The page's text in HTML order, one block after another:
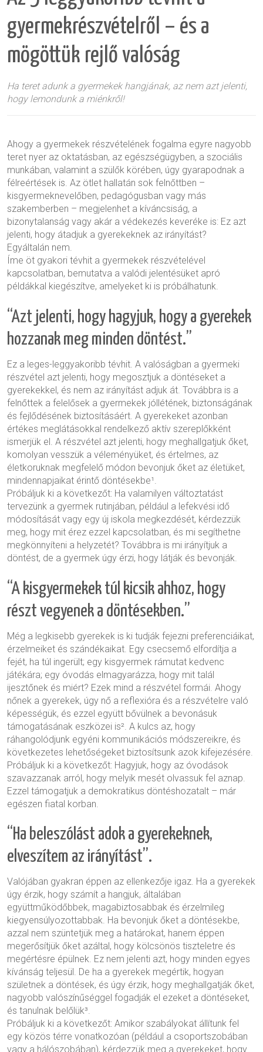
gyermekrészvételről – és a
mögöttük rejlő valóság
Ha teret adunk a gyermekek hangjának, az nem azt jelenti,
hogy lemondunk a miénkről!
Ahogy a gyermekek részvételének fogalma egyre nagyobb
teret nyer az oktatásban, az egészségügyben, a szociális
munkában, valamint a szülők körében, úgy gyarapodnak a
félreértések is. Az ötlet hallatán sok felnőttben –
kisgyermeknevelőben, pedagógusban vagy más
szakemberben – megjelenhet a kíváncsiság, a
bizonytalanság vagy akár a védekezés keveréke is: Ez azt
jelenti, hogy átadjuk a gyerekeknek az irányítást?
Egyáltalán nem.
Íme öt gyakori tévhit a gyermekek részvételével
kapcsolatban, bemutatva a valódi jelentésüket apró
példákkal kiegészítve, amelyeket ki is próbálhatunk.
“Azt jelenti, hogy hagyjuk, hogy a gyerekek
hozzanak meg minden döntést.”
Ez a leges-leggyakoribb tévhit. A valóságban a gyermeki
részvétel azt jelenti, hogy megosztjuk a döntéseket a
gyerekekkel, és nem az irányítást adjuk át. Továbbra is a
felnőttek a felelősek a gyermekek jóllétének, biztonságának
és fejlődésének biztosításáért. A gyerekeket azonban
értékes meglátásokkal rendelkező aktív szereplőkként
ismerjük el. A részvétel azt jelenti, hogy meghallgatjuk őket,
komolyan vesszük a véleményüket, és értelmes, az
életkoruknak megfelelő módon bevonjuk őket az életüket,
mindennapjaikat érintő döntésekbe¹.
Próbáljuk ki a következőt: Ha valamilyen változtatást
tervezünk a gyermek rutinjában, például a lefekvési idő
módosítását vagy egy új iskola megkezdését, kérdezzük
meg, hogy mit érez ezzel kapcsolatban, és mi segíthetne
megkönnyíteni a helyzetét? Továbbra is mi irányítjuk a
döntést, de a gyermek úgy érzi, hogy látják és bevonják.
“A kisgyermekek túl kicsik ahhoz, hogy
részt vegyenek a döntésekben.”
Még a legkisebb gyerekek is ki tudják fejezni preferenciáikat,
érzelmeiket és szándékaikat. Egy csecsemő elfordítja a
fejét, ha túl ingerült; egy kisgyermek rámutat kedvenc
játékára; egy óvodás elmagyarázza, hogy mit talál
ijesztőnek és miért? Ezek mind a részvétel formái. Ahogy
nőnek a gyerekek, úgy nő a reflexióra és a részvételre való
képességük, és ezzel együtt bővülnek a bevonásuk
támogatásának eszközei is². A kulcs az, hogy
ráhangolódjunk egyéni kommunikációs módszereikre, és
következetes lehetőségeket biztosítsunk azok kifejezésére.
Próbáljuk ki a következőt: Hagyjuk, hogy az óvodások
szavazzanak arról, hogy melyik mesét olvassuk fel aznap.
Ezzel támogatjuk a demokratikus döntéshozatalt – már
egészen fiatal korban.
“Ha beleszólást adok a gyerekeknek,
elveszítem az irányítást”.
Valójában gyakran éppen az ellenkezője igaz. Ha a gyerekek
úgy érzik, hogy számít a hangjuk, általában
együttműködőbbek, magabiztosabbak és érzelmileg
kiegyensúlyozottabbak. Ha bevonjuk őket a döntésekbe,
azzal nem szüntetjük meg a határokat, hanem éppen
megerősítjük őket azáltal, hogy kölcsönös tiszteletre és
megértésre épülnek. Ez nem jelenti azt, hogy minden egyes
kívánság teljesül. De ha a gyerekek megértik, hogyan
születnek a döntések, és úgy érzik, hogy meghallgatják őket,
nagyobb valószínűséggel fogadják el ezeket a döntéseket,
és tanulnak belőlük³.
Próbáljuk ki a következőt: Amikor szabályokat állítunk fel
egy közös térre vonatkozóan (például a csoportszobában
vagy a hálószobában), kérdezzük meg a gyerekeket, hogy